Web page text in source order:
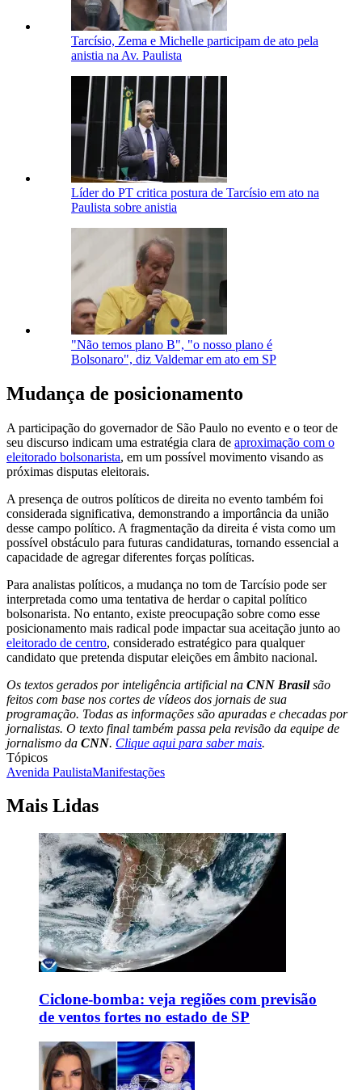
Tarcísio, Zema e Michelle participam de ato pela
anistia na Av. Paulista
Líder do PT critica postura de Tarcísio em ato na
Paulista sobre anistia
"Não temos plano B", "o nosso plano é
Bolsonaro", diz Valdemar em ato em SP
Mudança de posicionamento
A participação do governador de São Paulo no evento e o teor de
seu discurso indicam uma estratégia clara de aproximação com o
eleitorado bolsonarista, em um possível movimento visando as
próximas disputas eleitorais.
A presença de outros políticos de direita no evento também foi
considerada significativa, demonstrando a importância da união
desse campo político. A fragmentação da direita é vista como um
possível obstáculo para futuras candidaturas, tornando essencial a
capacidade de agregar diferentes forças políticas.
Para analistas políticos, a mudança no tom de Tarcísio pode ser
interpretada como uma tentativa de herdar o capital político
bolsonarista. No entanto, existe preocupação sobre como esse
posicionamento mais radical pode impactar sua aceitação junto ao
eleitorado de centro, considerado estratégico para qualquer
candidato que pretenda disputar eleições em âmbito nacional.
Os textos gerados por inteligência artificial na CNN Brasilsão
feitos com base nos cortes de vídeos dos jornais de sua
programação. Todas as informações são apuradas e checadas por
jornalistas. O texto final também passa pela revisão da equipe de
jornalismo da CNN. Clique aqui para saber mais.
Tópicos
Avenida PaulistaManifestações
Mais Lidas
Ciclone-bomba: veja regiões com previsão
de ventos fortes no estado de SP